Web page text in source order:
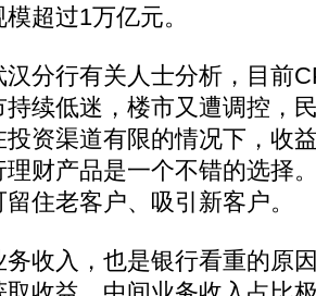
超过1万亿元。
行有关人士分析，目前
续低迷，楼市又遭调控，
资渠道有限的情况下，收
财产品是一个不错的选择
住老客户、吸引新客户。
入，也是银行看重的原因